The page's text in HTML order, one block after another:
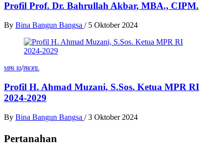
Profil Prof. Dr. Bahrullah Akbar, MBA., CIPM.
By Bina Bangun Bangsa / 5 Oktober 2024
MPR RI/PROFIL
Profil H. Ahmad Muzani, S.Sos. Ketua MPR RI
2024-2029
By Bina Bangun Bangsa / 3 Oktober 2024
Pertanahan